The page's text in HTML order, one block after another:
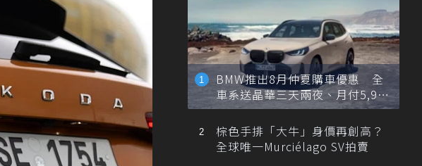
BMW推出8月仲夏購車優惠 全
車系送晶華三天兩夜、月付5,900
元起
棕色手排「大牛」身價再創高？
全球唯一Murciélago SV拍賣